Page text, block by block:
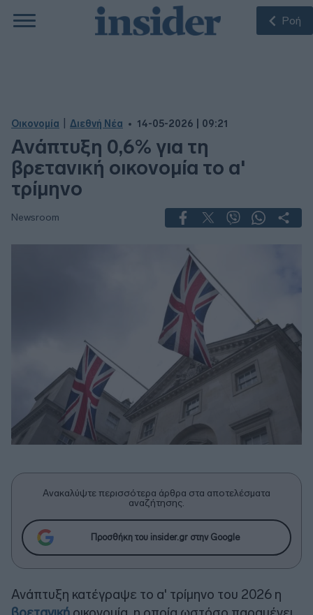
Ροή
Οικονομία Διεθνή Νέα 14-05-2026 | 09:21
Ανάπτυξη 0,6% για τη
βρετανική οικονομία το α'
τρίμηνο
Newsroom
Ανακαλύψτε περισσότερα άρθρα στα αποτελέσματα
αναζήτησης.
Προσθήκη του insider.gr στην Google
Ανάπτυξη κατέγραψε το α' τρίμηνο του 2026 η